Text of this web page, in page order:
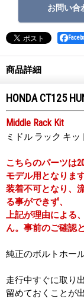
商品詳細
HONDA CT125
Middle Rack Kit
ミドル ラック キッ
こちらのパーツは
モデル用となりま
装着不可となり、
る事ができず、
上記が理由による
ん。事前のご確認
純正のボルトホー
走行中すぐに取り
留めておくことが